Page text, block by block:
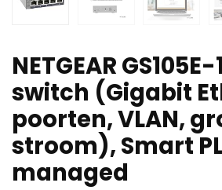
NETGEAR
switch (Gigabit
poorten, VLAN,
stroom), Smart
managed